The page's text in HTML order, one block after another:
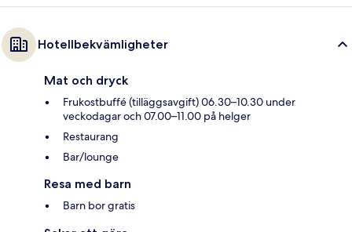
Hotellbekvämligheter
Mat och dryck
Frukostbuffé (tilläggsavgift) 06.30–10.30 under
veckodagar och 07.00–11.00 på helger
Restaurang
Bar/lounge
Resa med barn
Barn bor gratis